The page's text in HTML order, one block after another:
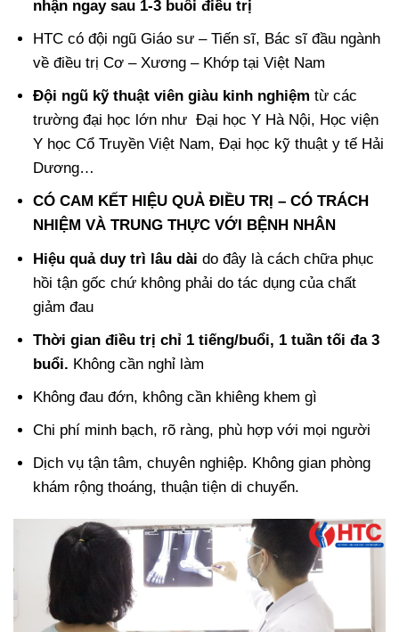
nhận ngay sau 1-3 buổi điều trị
HTC có đội ngũ Giáo sư – Tiến sĩ, Bác sĩ đầu ngành
về điều trị Cơ – Xương – Khớp tại Việt Nam
Đội ngũ kỹ thuật viên giàu kinh nghiệm từ các
trường đại học lớn như Đại học Y Hà Nội, Học viện
Y học Cổ Truyền Việt Nam, Đại học kỹ thuật y tế Hải
Dương…
CÓ CAM KẾT HIỆU QUẢ ĐIỀU TRỊ – CÓ TRÁCH
NHIỆM VÀ TRUNG THỰC VỚI BỆNH NHÂN
Hiệu quả duy trì lâu dài do đây là cách chữa phục
hồi tận gốc chứ không phải do tác dụng của chất
giảm đau
Thời gian điều trị chỉ 1 tiếng/buổi, 1 tuần tối đa 3
buổi. Không cần nghỉ làm
Không đau đớn, không cần khiêng khem gì
Chi phí minh bạch, rõ ràng, phù hợp với mọi người
Dịch vụ tận tâm, chuyên nghiệp. Không gian phòng
khám rộng thoáng, thuận tiện di chuyển.